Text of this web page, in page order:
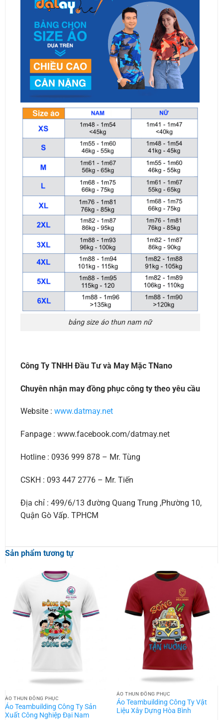
bảng size áo thun nam nữ
Công Ty TNHH Đầu Tư và May Mặc TNano
Chuyên nhận may đồng phục công ty theo yêu cầu
Website : www.datmay.net
Fanpage : www.facebook.com/datmay.net
Hotline : 0936 999 878 – Mr. Tùng
CSKH : 093 447 2776 – Mr. Tiến
Địa chỉ : 499/6/13 đường Quang Trung ,Phường 10,
Quận Gò Vấp. TPHCM
Sản phẩm tương tự
ÁO THUN ĐỒNG PHỤC
Áo Teambuilding Công Ty Sản
Xuất Công Nghiệp Đại Nam
ÁO THUN ĐỒNG PHỤC
Áo Teambuilding Công Ty Vật
Liệu Xây Dựng Hòa Bình